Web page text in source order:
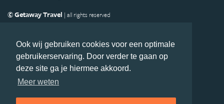
Ook wij gebruiken cookies voor een optimale
gebruikerservaring. Door verder te gaan op
deze site ga je hiermee akkoord.
Meer weten
© Getaway Travel | all rights reserved
Copyright
Privacy statement Disclaimer
Cookies
Volg MiddenAmerika.nl
Nieuwsbrief
Facebook